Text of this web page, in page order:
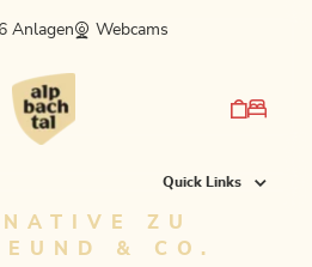
6 Anlagen Webcams
Quick Links
ZU
& CO.